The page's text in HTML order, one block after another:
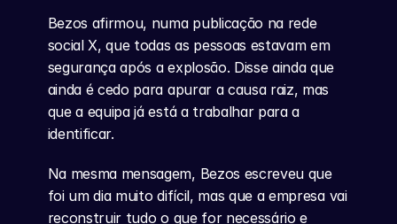
Bezos afirmou, numa publicação na rede
social X, que todas as pessoas estavam em
segurança após a explosão. Disse ainda que
ainda é cedo para apurar a causa raiz, mas
que a equipa já está a trabalhar para a
identificar.
Na mesma mensagem, Bezos escreveu que
foi um dia muito difícil, mas que a empresa vai
reconstruir tudo o que for necessário e